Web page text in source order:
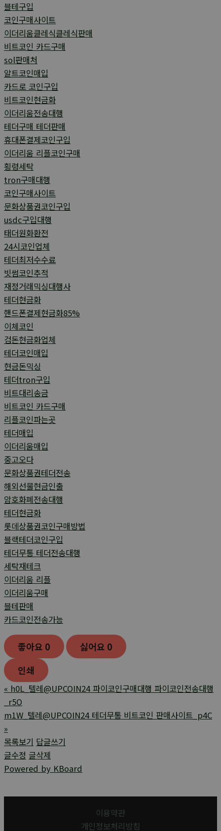
블테구입
코인구매사이트
이더리움클레식클레식판매
비트코인 카드구매
sol판매처
알트코인매입
카드로 코인구입
비트코인현금화
이더리움전송대행
테더구매 테더판매
휴대폰결제코인구입
이더리움 리플코인구매
횡령세탁
tron구매대행
코인구매사이트
문화상품권코인구입
usdc구입대행
태더원화환전
24시코인업체
테더최저수수료
빗썸코인추적
재정거래믹싱대행사
테더현금화
핸드폰결제현금화85%
이체코인
검돈현금화업체
테더코인매입
현금돈믹싱
테더tron구입
비트대리송금
비트코인 카드구매
리플코인파는곳
테더매입
이더리움매입
중고오다
문화상품권테더전송
해외선물현금인출
암호화폐전송대행
테더현금화
롯데상품권코인구매방법
블랙테더코인구입
테더무통 테더전송대행
세탁재테크
이더리움 리플
이더리움구매
블테판매
카드코인전송가능
좋아요 0 싫어요 0
인쇄
« h0L_텔레@UPCOIN24 파이코인구매대행 파이코인전송대행
_r5O
m1W_텔레@UPCOIN24 테더무통 비트코인 판매사이트_p4C
»
목록보기 답글쓰기
글수정 글삭제
Powered by KBoard
이용약관
개인정보처리방침